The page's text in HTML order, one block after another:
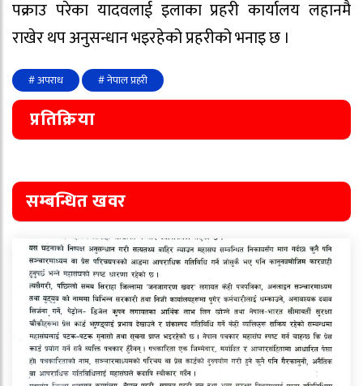
पक्राउ परेका यादवलाई इलाका प्रहरी कार्यालय लहानमै
राखेर थप अनुसन्धान भइरहेको प्रहरीको भनाइ छ ।
# अपराध # नेपाल प्रहरी
प्रतिक्रिया
सम्बन्धित खवर